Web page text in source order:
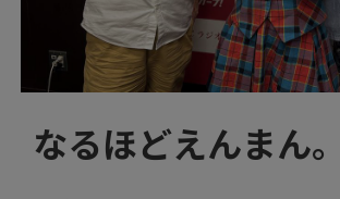
なるほどえんまん。